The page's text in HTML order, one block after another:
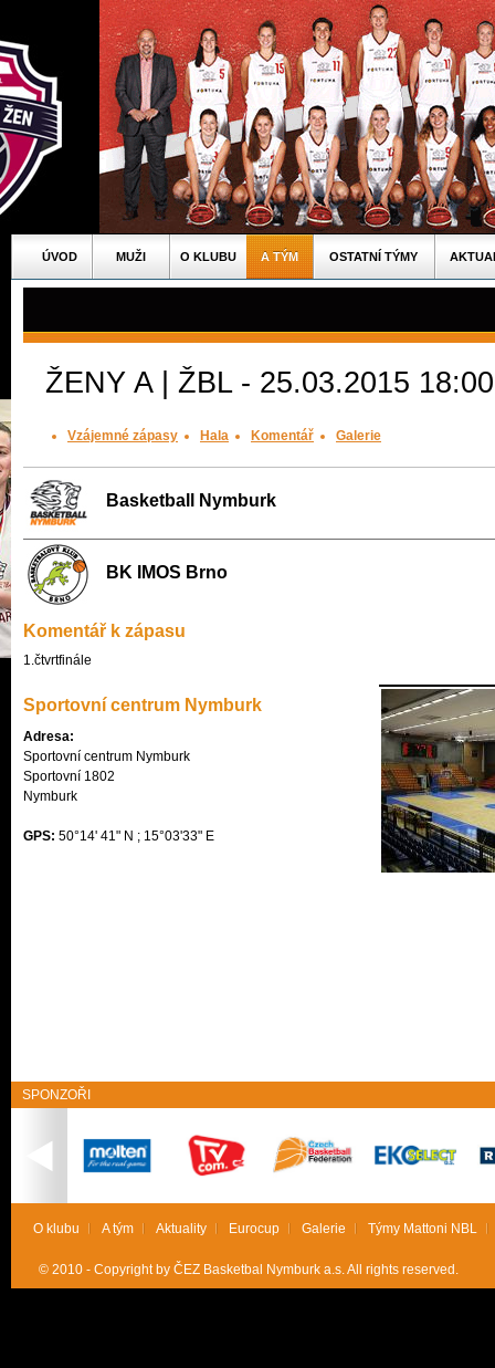
ÚVOD MUŽI O KLUBU A TÝM OSTATNÍ TÝMY
ŽENY A | ŽBL - 25.03.2015 18:00
Vzájemné zápasy Hala Komentář Galerie
Basketball Nymburk
BK IMOS Brno
Komentář k zápasu
1.čtvrtfinále
Sportovní centrum Nymburk
Adresa:
Sportovní centrum Nymburk
Sportovní 1802
Nymburk
GPS: 50°14' 41" N ; 15°03'33" E
SPONZOŘI
O klubu A tým Aktuality Eurocup Galerie Týmy Mattoni NBL
© 2010 - Copyright by ČEZ Basketbal Nymburk a.s. All rights reserved.